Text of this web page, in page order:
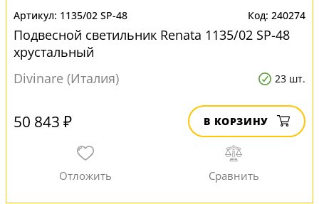
1135/02 SP-48 240274
Подвесной светильник Renata 1135/02 SP-48
хрустальный
Divinare (Италия)
23 шт.
50 843 ₽ В КОРЗИНУ